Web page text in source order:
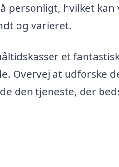
personligt, hvilket
og varieret.
et
Overvej at udforske
den tjeneste, der